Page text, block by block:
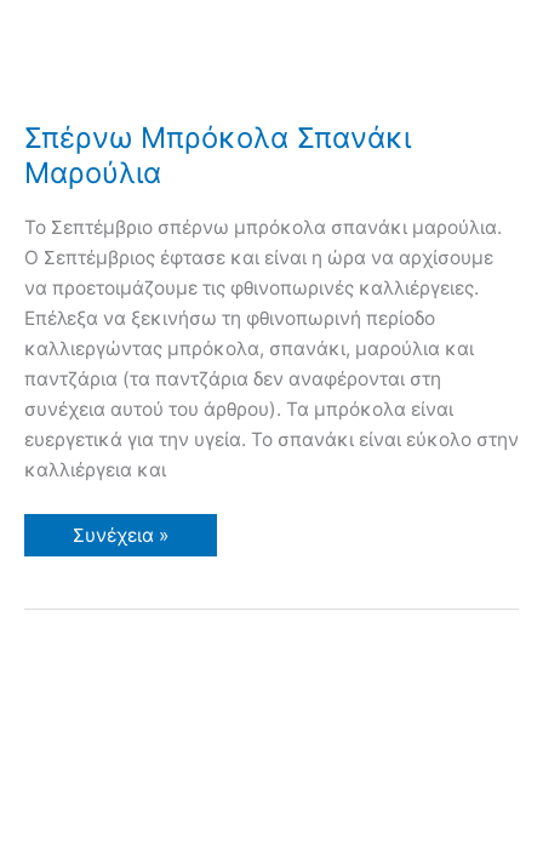
Σπέρνω Μπρόκολα Σπανάκι
Μαρούλια
Το Σεπτέμβριο σπέρνω μπρόκολα σπανάκι μαρούλια.
Ο Σεπτέμβριος έφτασε και είναι η ώρα να αρχίσουμε
να προετοιμάζουμε τις φθινοπωρινές καλλιέργειες.
Επέλεξα να ξεκινήσω τη φθινοπωρινή περίοδο
καλλιεργώντας μπρόκολα, σπανάκι, μαρούλια και
παντζάρια (τα παντζάρια δεν αναφέρονται στη
συνέχεια αυτού του άρθρου). Τα μπρόκολα είναι
ευεργετικά για την υγεία. Το σπανάκι είναι εύκολο στην
καλλιέργεια και
Σπέρνω
Μπρόκολα
Συνέχεια »